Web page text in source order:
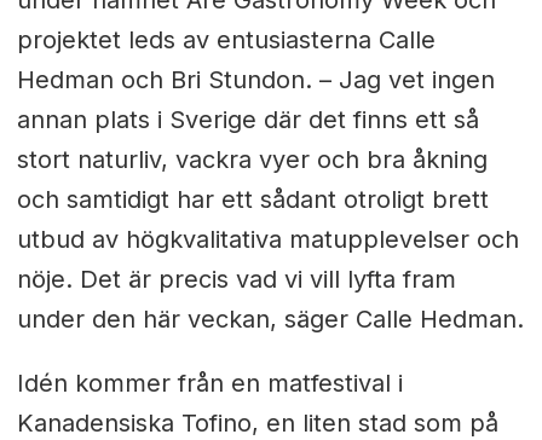
projektet leds av entusiasterna Calle
Hedman och Bri Stundon. – Jag vet ingen
annan plats i Sverige där det finns ett så
stort naturliv, vackra vyer och bra åkning
och samtidigt har ett sådant otroligt brett
utbud av högkvalitativa matupplevelser och
nöje. Det är precis vad vi vill lyfta fram
under den här veckan, säger Calle Hedman.
Idén kommer från en matfestival i
Kanadensiska Tofino, en liten stad som på